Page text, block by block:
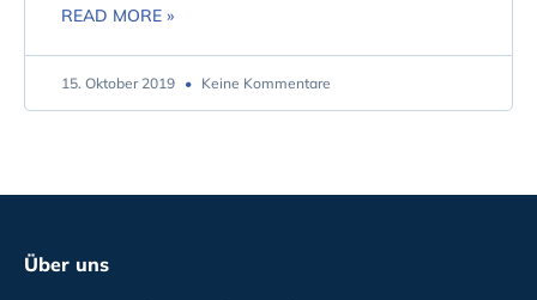
READ MORE »
15. Oktober 2019 Keine Kommentare
Über uns